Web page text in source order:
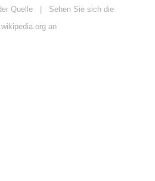
Quelle
Sehen Sie sich die
an